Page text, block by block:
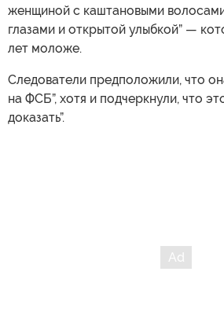
женщиной с каштановыми
глазами и открытой улыбкой” —
лет моложе.
Следователи предположили, что
на ФСБ”, хотя и подчеркнули, что
доказать”.